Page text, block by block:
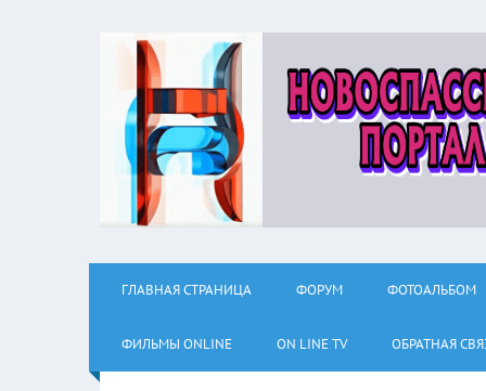
ГЛАВНАЯ СТРАНИЦА ФОРУМ ФОТОАЛЬБОМ
ФИЛЬМЫ ОNLINE ON LINE TV ОБРАТНАЯ